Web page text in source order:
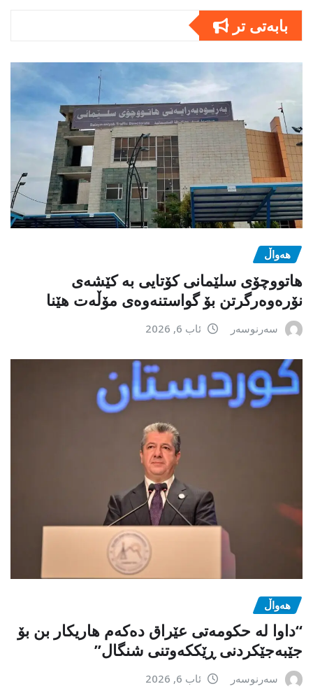
بابەتى تر
هەواڵ
هاتووچۆی سلێمانی کۆتایی بە کێشەی
نۆرەوەرگرتن بۆ گواستنەوەی مۆڵەت هێنا
سەرنوسەر ئاب 6, 2026
هەواڵ
“داوا لە حكومەتی عێراق دەكەم هاریكار بن بۆ
جێبەجێكردنی ڕێككەوتنی شنگال”
سەرنوسەر ئاب 6, 2026